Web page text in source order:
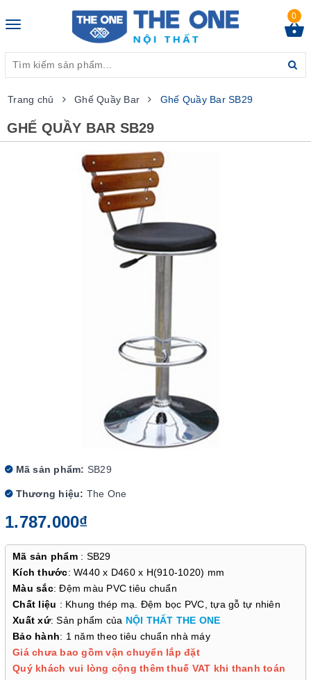
Toggle
0
Trang chủ Ghế Quầy Bar Ghế Quầy Bar SB29
GHẾ QUẦY BAR SB29
Mã sản phẩm: SB29
Thương hiệu: The One
1.787.000₫
Mã sản phẩm: SB29
Kích thước: W440 x D460 x H(910-1020) mm
Màu sắc: Đệm màu PVC tiêu chuẩn
Chất liệu : Khung thép mạ. Đệm bọc PVC, tựa gỗ tự nhiên
Xuất xứ: Sản phẩm của NỘI THẤT THE ONE
Bảo hành: 1 năm theo tiêu chuẩn nhà máy
Giá chưa bao gồm vận chuyển lắp đặt
Quý khách vui lòng cộng thêm thuế VAT khi thanh toán